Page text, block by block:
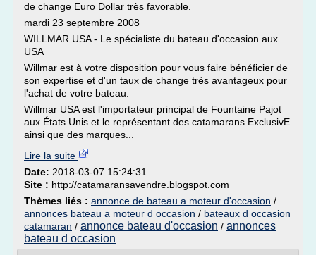
de change Euro Dollar très favorable.
mardi 23 septembre 2008
WILLMAR USA - Le spécialiste du bateau d'occasion aux
USA
Willmar est à votre disposition pour vous faire bénéficier de
son expertise et d'un taux de change très avantageux pour
l'achat de votre bateau.
Willmar USA est l'importateur principal de Fountaine Pajot
aux États Unis et le représentant des catamarans ExclusivE
ainsi que des marques...
Lire la suite
Date: 2018-03-07 15:24:31
Site : http://catamaransavendre.blogspot.com
Thèmes liés : annonce de bateau a moteur d'occasion /
annonces bateau a moteur d occasion / bateaux d occasion
catamaran / annonce bateau d'occasion / annonces
bateau d occasion